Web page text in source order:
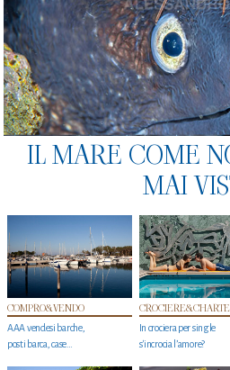
IL MARE COME
MAI
COMPRO&VENDO
AAA vendesi barche,
posti barca, case…
In crociera per single
s'incrocia l’amore?